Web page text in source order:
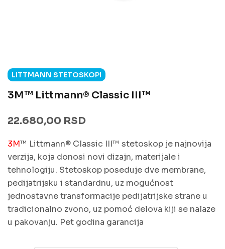
LITTMANN STETOSKOPI
3M™ Littmann® Classic III™
22.680,00 RSD
3M™ Littmann® Classic III™ stetoskop je najnovija
verzija, koja donosi novi dizajn, materijale i
tehnologiju. Stetoskop poseduje dve membrane,
pedijatrijsku i standardnu, uz mogućnost
jednostavne transformacije pedijatrijske strane u
tradicionalno zvono, uz pomoć delova kiji se nalaze
u pakovanju. Pet godina garancija